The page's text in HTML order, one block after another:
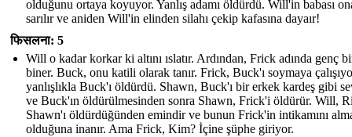
olduğunu ortaya koyuyor. Yanlış adamı öldürdü. Will'in babası
sarılır ve aniden Will'in elinden silahı çekip kafasına dayaır!
फिसलना: 5
Will o kadar korkar ki altını ıslatır. Ardından, Frick adında genç
biner. Buck, onu katili olarak tanır. Frick, Buck'ı soymaya
yanlışlıkla Buck'ı öldürdü. Shawn, Buck'ı bir erkek kardeş gibi
ve Buck'ın öldürülmesinden sonra Shawn, Frick'i öldürür. Will,
Shawn'ı öldürdüğünden emindir ve bunun Frick'in intikamını
olduğuna inanır. Ama Frick, Kim? İçine şüphe giriyor.